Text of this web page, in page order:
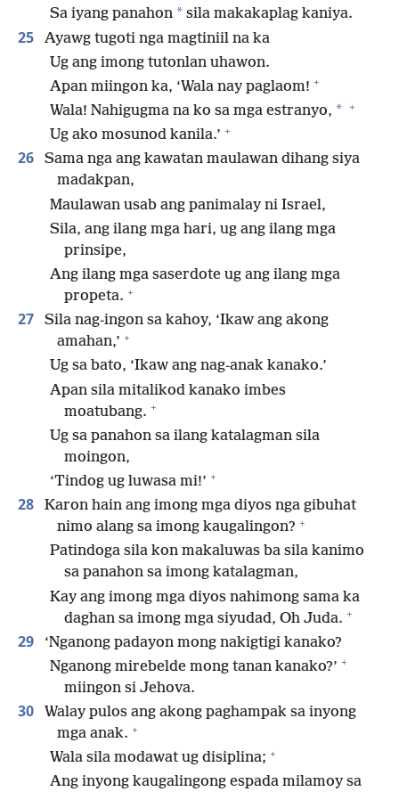
Sa iyang panahon * sila makakaplag kaniya.
25
Ayawg tugoti nga magtiniil na ka
Ug ang imong tutonlan uhawon.
Apan miingon ka, ‘Wala nay paglaom! +
Wala! Nahigugma na ko sa mga estranyo, * +
Ug ako mosunod kanila.’ +
26
Sama nga ang kawatan maulawan dihang siya
madakpan,
Maulawan usab ang panimalay ni Israel,
Sila, ang ilang mga hari, ug ang ilang mga
prinsipe,
Ang ilang mga saserdote ug ang ilang mga
propeta. +
27
Sila nag-ingon sa kahoy, ‘Ikaw ang akong
amahan,’ +
Ug sa bato, ‘Ikaw ang nag-anak kanako.’
Apan sila mitalikod kanako imbes
moatubang. +
Ug sa panahon sa ilang katalagman sila
moingon,
‘Tindog ug luwasa mi!’ +
28
Karon hain ang imong mga diyos nga gibuhat
nimo alang sa imong kaugalingon? +
Patindoga sila kon makaluwas ba sila kanimo
sa panahon sa imong katalagman,
Kay ang imong mga diyos nahimong sama ka
daghan sa imong mga siyudad, Oh Juda. +
29
‘Nganong padayon mong nakigtigi kanako?
Nganong mirebelde mong tanan kanako?’ +
miingon si Jehova.
30
Walay pulos ang akong paghampak sa inyong
mga anak. +
Wala sila modawat ug disiplina; +
Ang inyong kaugalingong espada milamoy sa